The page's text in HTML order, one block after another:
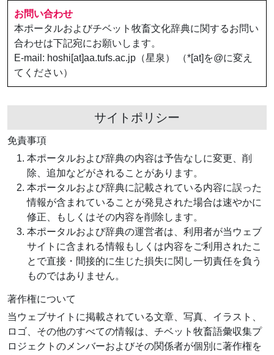
お問い合わせ
本ポータルおよびチベット牧畜文化辞典に関するお問い
合わせは下記宛にお願いします。
E-mail: hoshi[at]aa.tufs.ac.jp（星泉） （*[at]を@に変え
てください）
サイトポリシー
免責事項
本ポータルおよび辞典の内容は予告なしに変更、削
除、追加などがされることがあります。
本ポータルおよび辞典に記載されている内容に誤った
情報が含まれていることが発見された場合は速やかに
修正、もしくはその内容を削除します。
本ポータルおよび辞典の運営者は、利用者が当ウェブ
サイトに含まれる情報もしくは内容をご利用されたこ
とで直接・間接的に生じた損失に関し一切責任を負う
ものではありません。
著作権について
当ウェブサイトに掲載されている文章、写真、イラスト、
ロゴ、その他のすべての情報は、チベット牧畜語彙収集プ
ロジェクトのメンバーおよびその関係者が個別に著作権を